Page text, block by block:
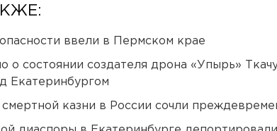
ввели в Пермском крае
о состоянии создателя дрона «Упырь»
Екатеринбургом
казни в России сочли